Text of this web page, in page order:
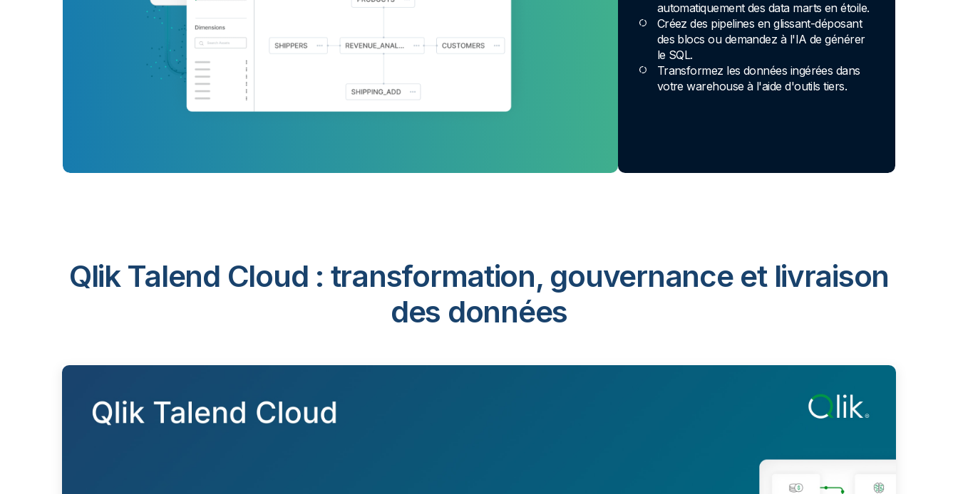
automatiquement des data marts en étoile.
Créez des pipelines en glissant-déposant
des blocs ou demandez à l'IA de générer
le SQL.
Transformez les données ingérées dans
votre warehouse à l'aide d'outils tiers.
Qlik Talend Cloud : transformation, gouvernance et livraison
des données